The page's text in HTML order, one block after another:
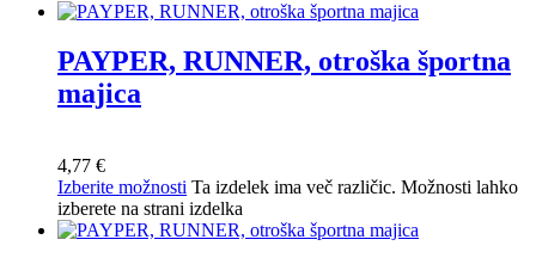
PAYPER, RUNNER, otroška športna
majica
4,77 €
Izberite možnosti Ta izdelek ima več različic. Možnosti lahko
izberete na strani izdelka